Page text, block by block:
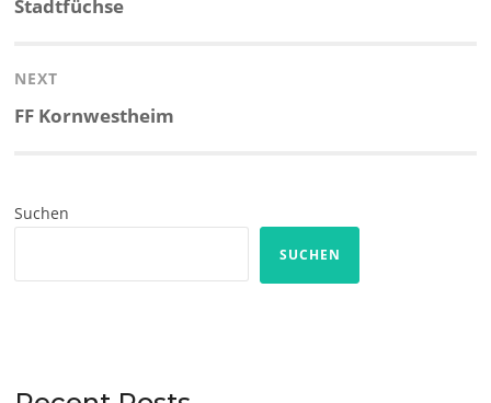
Stadtfüchse
NEXT
Next
FF Kornwestheim
Suchen
SUCHEN